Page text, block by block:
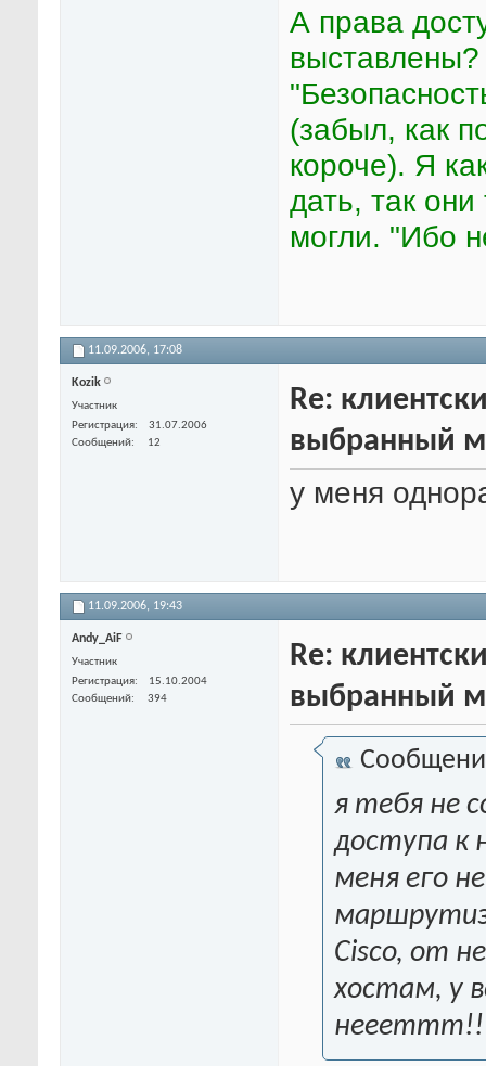
А права
(забыл, как
короче). Я
дать, так
могли. "Ибо
11.09.2006, 17:08
Kozik
Участник
Регистрация
31.07.2006
Сообщений
12
Re:
выбранный
у меня
11.09.2006, 19:43
Andy_AiF
Участник
Регистрация
15.10.2004
Сообщений
394
Re:
выбранный
я тебя не
доступа к
меня его
Cisco, от
хостам, у
неееттт!!